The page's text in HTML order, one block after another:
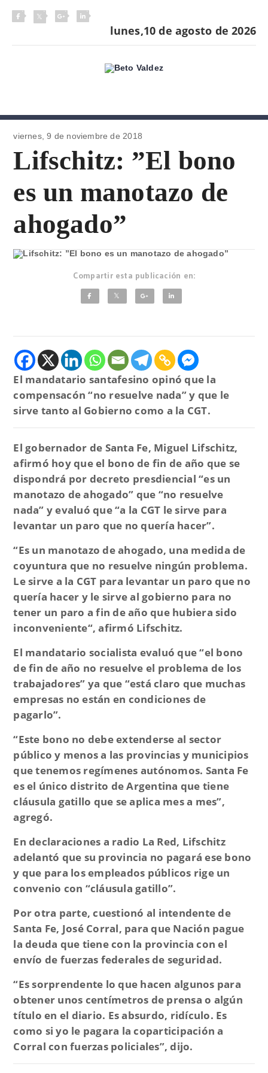
lunes,10 de agosto de 2026
viernes, 9 de noviembre de 2018
Lifschitz: ”El bono
es un manotazo de
ahogado”
Compartir esta publicación en:
El mandatario santafesino opinó que la
compensacón “no resuelve nada” y que le
sirve tanto al Gobierno como a la CGT.
El gobernador de Santa Fe, Miguel Lifschitz,
afirmó hoy que el bono de fin de año que se
dispondrá por decreto presdiencial “es un
manotazo de ahogado” que “no resuelve
nada” y evaluó que “a la CGT le sirve para
levantar un paro que no quería hacer”.
“Es un manotazo de ahogado, una medida de
coyuntura que no resuelve ningún problema.
Le sirve a la CGT para levantar un paro que no
quería hacer y le sirve al gobierno para no
tener un paro a fin de año que hubiera sido
inconveniente“, afirmó Lifschitz.
El mandatario socialista evaluó que “el bono
de fin de año no resuelve el problema de los
trabajadores” ya que “está claro que muchas
empresas no están en condiciones de
pagarlo”.
“Este bono no debe extenderse al sector
público y menos a las provincias y municipios
que tenemos regímenes autónomos. Santa Fe
es el único distrito de Argentina que tiene
cláusula gatillo que se aplica mes a mes”,
agregó.
En declaraciones a radio La Red, Lifschitz
adelantó que su provincia no pagará ese bono
y que para los empleados públicos rige un
convenio con “cláusula gatillo”.
Por otra parte, cuestionó al intendente de
Santa Fe, José Corral, para que Nación pague
la deuda que tiene con la provincia con el
envío de fuerzas federales de seguridad.
“Es sorprendente lo que hacen algunos para
obtener unos centímetros de prensa o algún
título en el diario. Es absurdo, ridículo. Es
como si yo le pagara la coparticipación a
Corral con fuerzas policiales”, dijo.